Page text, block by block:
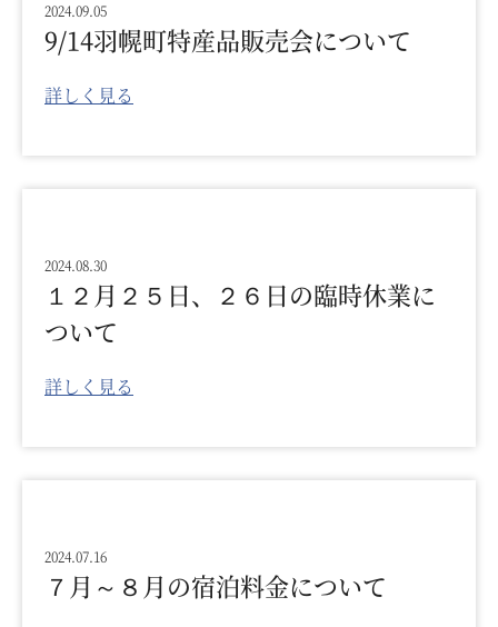
2024.09.05
9/14羽幌町特産品販売会について
詳しく見る
2024.08.30
１２月２５日、２６日の臨時休業に
ついて
詳しく見る
2024.07.16
７月～８月の宿泊料金について